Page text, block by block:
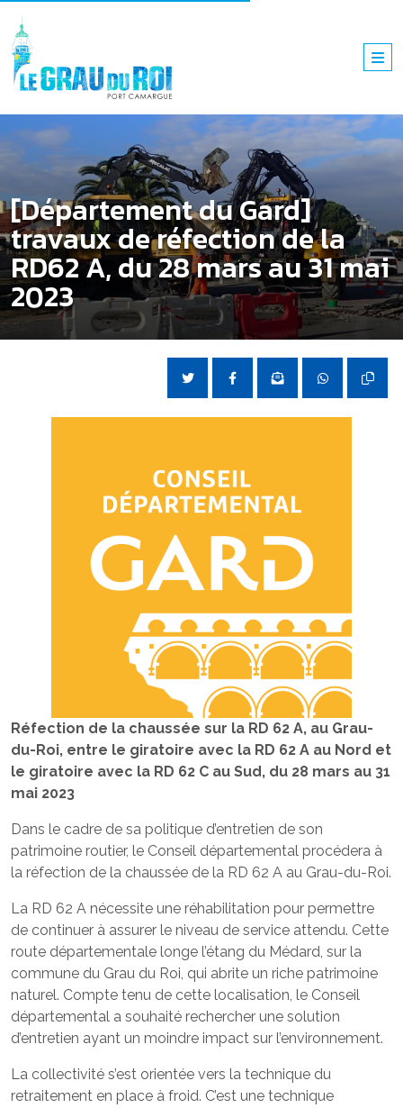
[Département du Gard]
travaux de réfection de la
RD62 A, du 28 mars au 31 mai
2023
Réfection de la chaussée sur la RD 62 A, au Grau-
du-Roi, entre le giratoire avec la RD 62 A au Nord et
le giratoire avec la RD 62 C au Sud, du 28 mars au 31
mai 2023
Dans le cadre de sa politique d’entretien de son
patrimoine routier, le Conseil départemental procédera à
la réfection de la chaussée de la RD 62 A au Grau-du-Roi.
La RD 62 A nécessite une réhabilitation pour permettre
de continuer à assurer le niveau de service attendu. Cette
route départementale longe l’étang du Médard, sur la
commune du Grau du Roi, qui abrite un riche patrimoine
naturel. Compte tenu de cette localisation, le Conseil
départemental a souhaité rechercher une solution
d’entretien ayant un moindre impact sur l’environnement.
La collectivité s’est orientée vers la technique du
retraitement en place à froid. C’est une technique